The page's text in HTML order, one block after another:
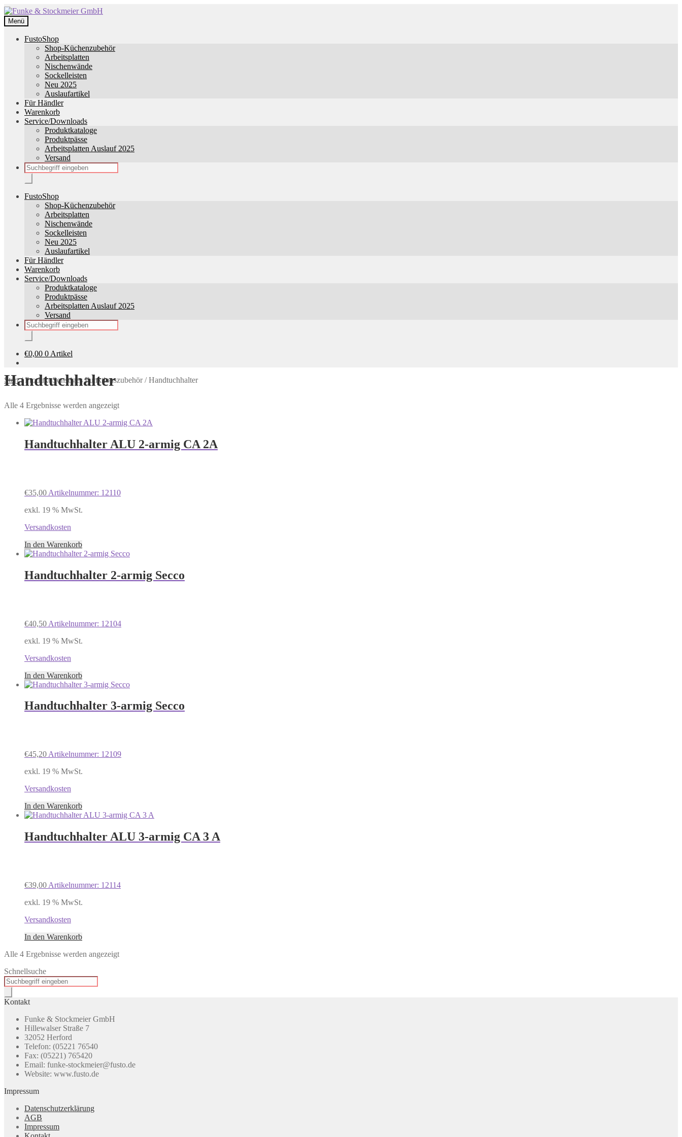
Zur
Navigation
springen
Zum
Inhalt
springen
Menü
FustoShop
Shop-Küchenzubehör
Arbeitsplatten
Nischenwände
Sockelleisten
Neu 2025
Auslaufartikel
Für Händler
Warenkorb
Service/Downloads
Produktkataloge
Produktpässe
Arbeitsplatten Auslauf 2025
Versand
Products
search
FustoShop
Shop-Küchenzubehör
Arbeitsplatten
Nischenwände
Sockelleisten
Neu 2025
Auslaufartikel
Für Händler
Warenkorb
Service/Downloads
Produktkataloge
Produktpässe
Arbeitsplatten Auslauf 2025
Versand
Products
search
€0,00 0 Artikel
Start/Produkt Sonstiges Funktionszubehör/Handtuchhalter
Handtuchhalter
Alle 4 Ergebnisse werden angezeigt
Handtuchhalter ALU 2-armig CA 2A
€35,00 Artikelnummer: 12110
exkl. 19 % MwSt.
Versandkosten
In den Warenkorb
Handtuchhalter 2-armig Secco
€40,50 Artikelnummer: 12104
exkl. 19 % MwSt.
Versandkosten
In den Warenkorb
Handtuchhalter 3-armig Secco
€45,20 Artikelnummer: 12109
exkl. 19 % MwSt.
Versandkosten
In den Warenkorb
Handtuchhalter ALU 3-armig CA 3 A
€39,00 Artikelnummer: 12114
exkl. 19 % MwSt.
Versandkosten
In den Warenkorb
Alle 4 Ergebnisse werden angezeigt
Schnellsuche
Products
search
Kontakt
Funke & Stockmeier GmbH
Hillewalser Straße 7
32052 Herford
Telefon: (05221 76540
Fax: (05221) 765420
Email: funke-stockmeier@fusto.de
Website: www.fusto.de
Impressum
Datenschutzerklärung
AGB
Impressum